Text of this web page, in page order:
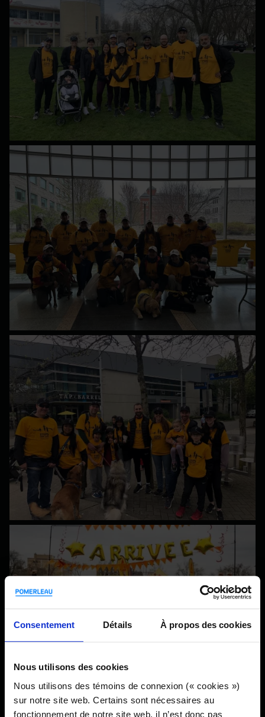
Consentement Détails À propos des cookies
Nous utilisons des cookies
Nous utilisons des témoins de connexion (« cookies »)
sur notre site web. Certains sont nécessaires au
fonctionnement de notre site web, il n’est donc pas